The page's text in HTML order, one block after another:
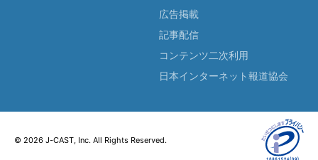
広告掲載
記事配信
コンテンツ二次利用
日本インターネット報道協会
© 2026 J-CAST, Inc. All Rights Reserved.